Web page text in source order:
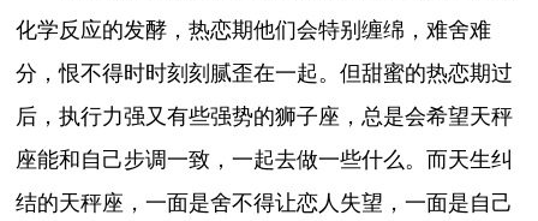
化学反应的发酵，热恋期他们会特别缠绵，难舍难
分，恨不得时时刻刻腻歪在一起。但甜蜜的热恋期过
后，执行力强又有些强势的狮子座，总是会希望天秤
座能和自己步调一致，一起去做一些什么。而天生纠
结的天秤座，一面是舍不得让恋人失望，一面是自己